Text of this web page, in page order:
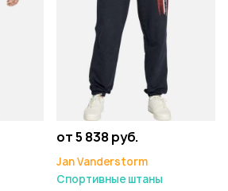
от 5 838 руб.
Jan Vanderstorm
Спортивные штаны